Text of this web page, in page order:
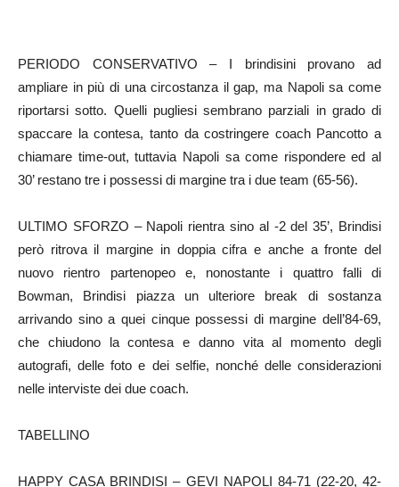
PERIODO CONSERVATIVO – I brindisini provano ad
ampliare in più di una circostanza il gap, ma Napoli sa come
riportarsi sotto. Quelli pugliesi sembrano parziali in grado di
spaccare la contesa, tanto da costringere coach Pancotto a
chiamare time-out, tuttavia Napoli sa come rispondere ed al
30’ restano tre i possessi di margine tra i due team (65-56).
ULTIMO SFORZO – Napoli rientra sino al -2 del 35’, Brindisi
però ritrova il margine in doppia cifra e anche a fronte del
nuovo rientro partenopeo e, nonostante i quattro falli di
Bowman, Brindisi piazza un ulteriore break di sostanza
arrivando sino a quei cinque possessi di margine dell’84-69,
che chiudono la contesa e danno vita al momento degli
autografi, delle foto e dei selfie, nonché delle considerazioni
nelle interviste dei due coach.
TABELLINO
HAPPY CASA BRINDISI – GEVI NAPOLI 84-71 (22-20, 42-